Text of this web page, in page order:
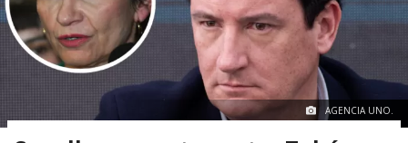
AGENCIA UNO.